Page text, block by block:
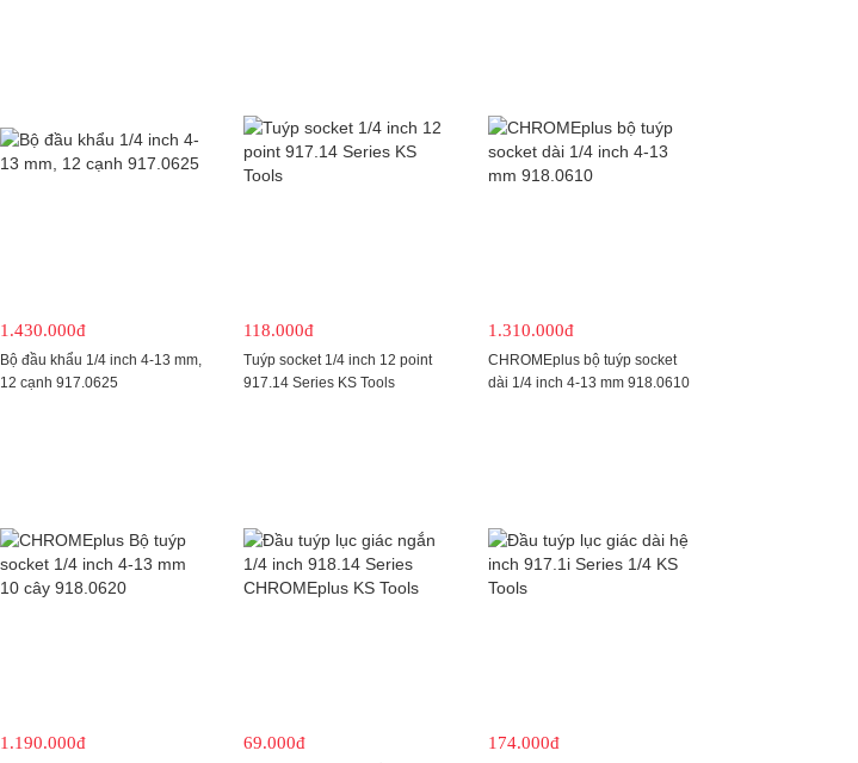
1.430.000đ
Bộ đầu khẩu 1/4 inch 4-13 mm,
12 cạnh 917.0625
118.000đ
Tuýp socket 1/4 inch 12 point
917.14 Series KS Tools
1.310.000đ
CHROMEplus bộ tuýp socket
dài 1/4 inch 4-13 mm 918.0610
1.190.000đ 69.000đ 174.000đ